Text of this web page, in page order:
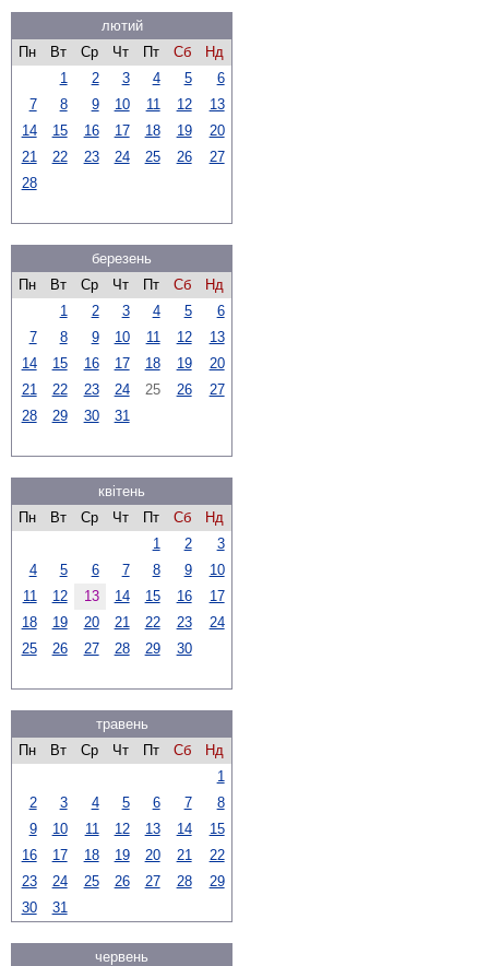
лютий
Пн
Вт Ср Чт Пт Сб
Нд
1
2 3 4 5
6
7
8 9 10 11 12
13
14
15 16 17 18 19
20
21
22 23 24 25 26
27
28
березень
Пн
Вт Ср Чт Пт Сб
Нд
1
2 3 4 5
6
7
8 9 10 11 12
13
14
15 16 17 18 19
20
21
22 23 24 25 26
27
28
29 30 31
квітень
Пн
Вт Ср Чт Пт Сб
Нд
1
2
3
4
5 6 7 8 9
10
11
12 13 14 15 16
17
18
19 20 21 22 23
24
25
26 27 28 29 30
травень
Пн
Вт Ср Чт Пт Сб
Нд
1
2
3 4 5 6 7
8
9
10 11 12 13 14
15
16
17 18 19 20 21
22
23
24 25 26 27 28
29
30
31
червень